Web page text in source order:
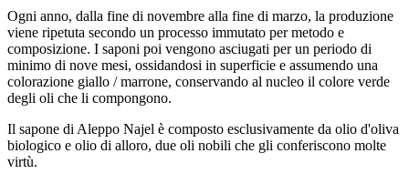
Ogni anno, dalla fine di novembre alla fine di marzo, la produzione
viene ripetuta secondo un processo immutato per metodo e
composizione. I saponi poi vengono asciugati per un periodo di
minimo di nove mesi, ossidandosi in superficie e assumendo una
colorazione giallo / marrone, conservando al nucleo il colore verde
degli oli che li compongono.
Il sapone di Aleppo Najel è composto esclusivamente da olio d'oliva
biologico e olio di alloro, due oli nobili che gli conferiscono molte
virtù.